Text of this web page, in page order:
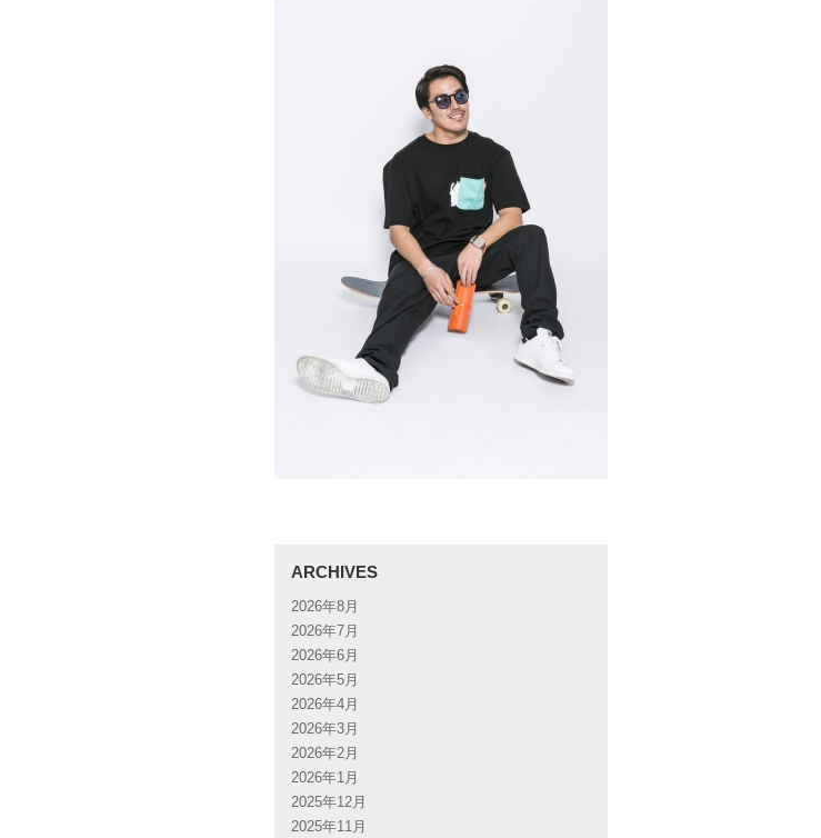
ARCHIVES
2026年8月
2026年7月
2026年6月
2026年5月
2026年4月
2026年3月
2026年2月
2026年1月
2025年12月
2025年11月